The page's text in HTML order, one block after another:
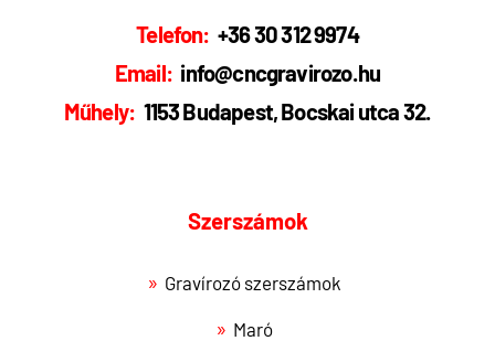
Telefon: +36 30 312 9974
Email: info@cncgravirozo.hu
Műhely: 1153 Budapest, Bocskai utca 32.
Szerszámok
Gravírozó szerszámok
Maró